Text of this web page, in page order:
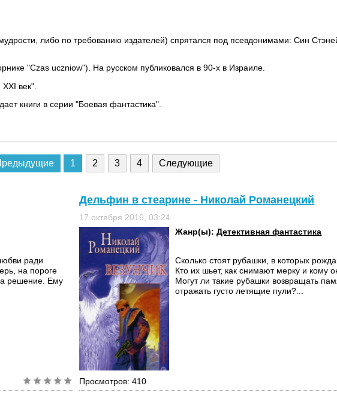
либо по требованию издателей) спрятался под псевдонимами: Син
"Czas uczniow"). На русском публиковался в 90-х в Израиле.
век".
книги в серии "Боевая фантастика".
1 2 3 4 Следующие
ради
на пороге
решение. Ему
Дельфин в стеарине - Николай Романецкий
17 октября 2016, 03:24
Жанр(ы):Детективная фантастика
Сколько стоят рубашки, в которых
Кто их шьет, как снимают мерку и кому
Могут ли такие рубашки возвращать
отражать густо летящие пули?...
Просмотров: 410